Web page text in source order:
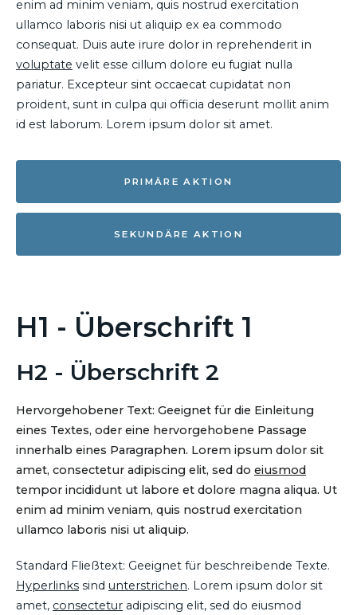
enim ad minim veniam, quis nostrud exercitation
ullamco laboris nisi ut aliquip ex ea commodo
consequat. Duis aute irure dolor in reprehenderit in
voluptate velit esse cillum dolore eu fugiat nulla
pariatur. Excepteur sint occaecat cupidatat non
proident, sunt in culpa qui officia deserunt mollit anim
id est laborum. Lorem ipsum dolor sit amet.
PRIMÄRE AKTION
SEKUNDÄRE AKTION
H1 - Überschrift 1
H2 - Überschrift 2
Hervorgehobener Text: Geeignet für die Einleitung
eines Textes, oder eine hervorgehobene Passage
innerhalb eines Paragraphen. Lorem ipsum dolor sit
amet, consectetur adipiscing elit, sed do eiusmod
tempor incididunt ut labore et dolore magna aliqua. Ut
enim ad minim veniam, quis nostrud exercitation
ullamco laboris nisi ut aliquip.
Standard Fließtext: Geeignet für beschreibende Texte.
Hyperlinks sind unterstrichen. Lorem ipsum dolor sit
amet, consectetur adipiscing elit, sed do eiusmod